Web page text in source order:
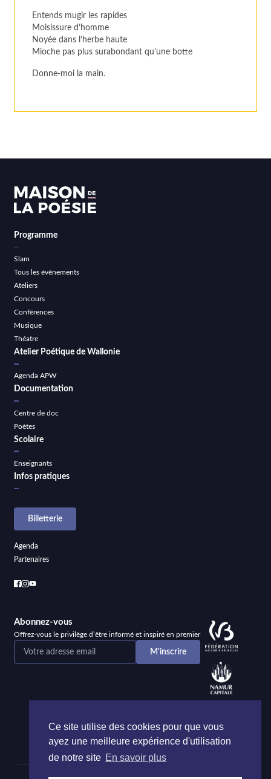
Entends mugir les rapides
Moisissure d’homme
Noyée dans l’herbe haute
Mioche pas plus surabondant qu’une botte
Donne-moi la main.
Programme
Slam
Tous les événements
Ateliers
Concours
Conférences
Musique
Théatre
Atelier Poétique de Wallonie
Agenda APW
Documentation
Centre de doc
Poètes
Scolaire
Enseignants
Infos pratiques
Billetterie
Agenda
Partenaires
Abonnez-vous
Offrez-vous le privilège d’être informé et inspiré en premier
Ce site utilise des cookies pour que vous
ayez une meilleure expérience d'utilisation
de notre site En savoir plus